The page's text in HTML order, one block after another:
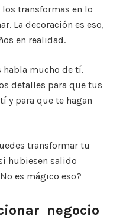
transformas en lo
La decoración es eso,
en realidad.
habla mucho de tí.
detalles para que tus
y para que te hagan
transformar tu
hubiesen salido
es mágico eso?
negocio